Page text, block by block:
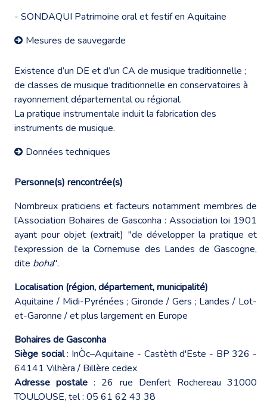
- SONDAQUI Patrimoine oral et festif en Aquitaine
Mesures de sauvegarde
Existence d’un DE et d’un CA de musique traditionnelle ;
de classes de musique traditionnelle en conservatoires à
rayonnement départemental ou régional.
La pratique instrumentale induit la fabrication des
instruments de musique.
Données techniques
Personne(s) rencontrée(s)
Nombreux praticiens et facteurs notamment membres de
l’Association Bohaires de Gasconha : Association loi 1901
ayant pour objet (extrait) "de développer la pratique et
l'expression de la Cornemuse des Landes de Gascogne,
dite boha".
Localisation (région, département, municipalité)
Aquitaine / Midi-Pyrénées ; Gironde / Gers ; Landes / Lot-
et-Garonne / et plus largement en Europe
Bohaires de Gasconha
Siège social: InÒc–Aquitaine - Castèth d'Este - BP 326 -
64141 Vilhèra / Billère cedex
Adresse postale : 26 rue Denfert Rochereau 31000
TOULOUSE, tel : 05 61 62 43 38